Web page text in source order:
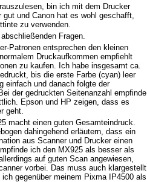
bin ich mit dem Drucker
und Canon hat es wohl geschafft,
zu verwenden.
Fragen.
Patronen entsprechen den kleinen
Druckaufkommen empfiehlt
zu kaufen. Ich habe insgesamt ca.
bis die erste Farbe (cyan) leer
einfach und danach folgte der
der gedruckten Seitenanzahl empfinde
Epson und HP zeigen, dass es
geht.
macht einen guten Gesamteindruck.
dahingehend erläutern, dass ein
aus Scanner und Drucker einen
ich den MX925 als besser als
auf guten Scan angewiesen,
vorbei. Das muss auch klargestellt
gegenüber meinem Pixma IP4500 als